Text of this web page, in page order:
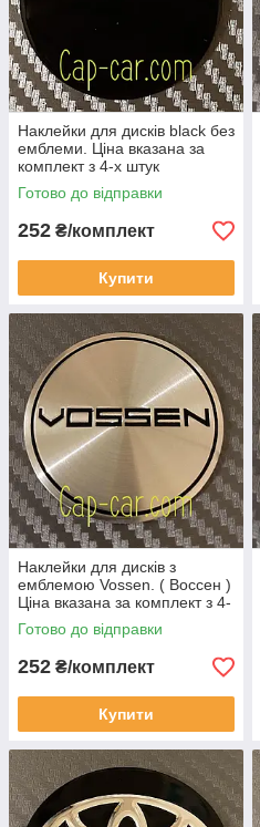
Наклейки для дисків black без
емблеми. Ціна вказана за
комплект з 4-х штук
Готово до відправки
252 ₴/комплект
Купити
Наклейки для дисків з
емблемою Vossen. ( Воссен )
Ціна вказана за комплект з 4-
х штук
Готово до відправки
252 ₴/комплект
Купити